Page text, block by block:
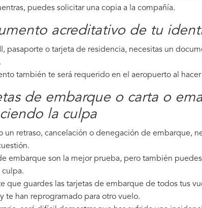
puedes solicitar una copia a la compañía.
acreditativo de tu
pasaporte o tarjeta de residencia, necesitas un
también te será requerido en el aeropuerto al
de embarque o carta o
la culpa
un retraso, cancelación o denegación de embarque,
embarque son la mejor prueba, pero también
culpa.
que guardes las tarjetas de embarque de todos tus
te han reprogramado para otro vuelo.